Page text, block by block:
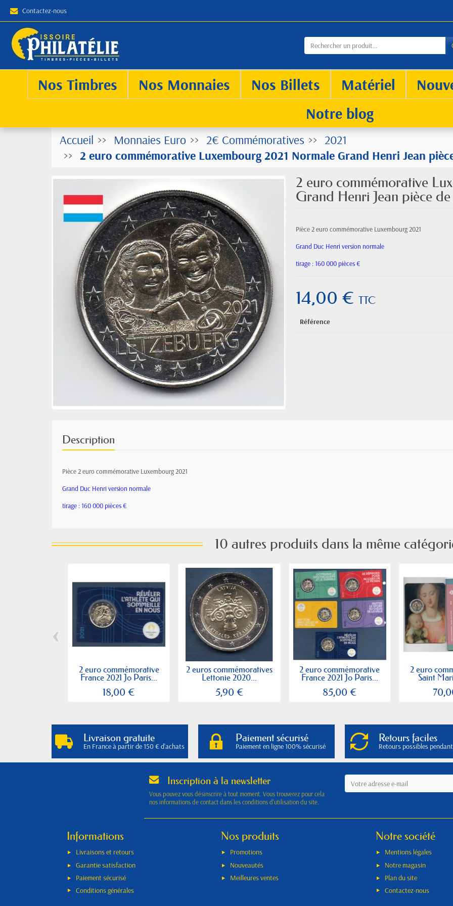
Contactez-nous
Nos Timbres Nos Monnaies Nos Billets Matériel
Notre blog
Accueil Monnaies Euro 2€ Commémoratives
2021
2 euro commémorative Luxembourg 2021 Normale Grand Henri Jean
2 euro commémorative
Grand Henri Jean pièce
Pièce 2 euro commémorative Luxembourg 2021
Grand Duc Henri version normale
tirage : 160 000 pièces €
14,00 €TTC
Référence
Description
Pièce 2 euro commémorative Luxembourg 2021
Grand Duc Henri version normale
tirage : 160 000 pièces €
10 autres produits dans la même
2 euro commémorative
France 2021 Jo Paris...
18,00 €
2 euros commémoratives
Lettonie 2020...
5,90 €
2 euro commémorative
France 2021 Jo Paris...
85,00 €
2 euro
Saint
‹
Livraison gratuite
En France à partir de 150 € d'achats
Paiement sécurisé
Paiement en ligne 100% sécurisé
Retours faciles
Retours possibles
Inscription à la newsletter
Vous pouvez vous désinscrire à tout moment. Vous trouverez pour cela
nos informations de contact dans les conditions d'utilisation du site.
Informations
Livraisons et retours
Garantie satisfaction
Paiement sécurisé
Conditions générales
Nos produits
Promotions
Nouveautés
Meilleures ventes
Notre société
Mentions légales
Notre magasin
Plan du site
Contactez-nous